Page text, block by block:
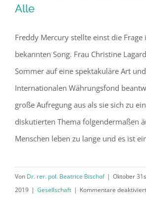
Artikel: Who wants to live
Alle
Alle
Freddy Mercury stellte einst die Frage
bekannten Song. Frau Christine
Sommer auf eine spektakuläre Art
Internationalen Währungsfond
große Aufregung aus als sie sich zu
diskutierten Thema folgendermaßen
Menschen leben zu lange und es ist
Von Dr. rer. pol. Beatrice Bischof | Oktober
2019 | Gesellschaft | Kommentare deaktiviert